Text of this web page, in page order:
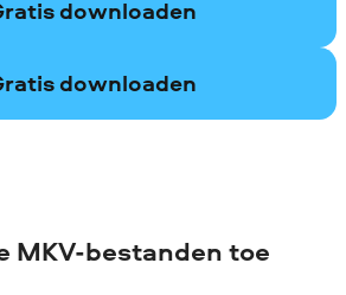
downloaden
downloaden
MKV-bestanden toe